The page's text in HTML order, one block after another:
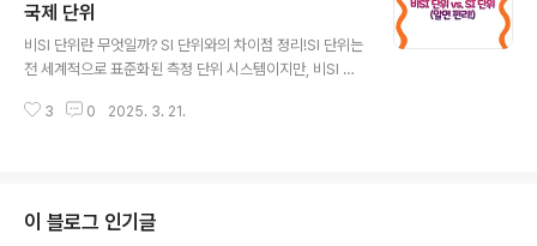
형에 동일한 효과를 보이는 것은 아닙니다.경미한 변비: 변
이 딱딱해서 나오기 힘들 때는 마그밀이 효과적일 수 있습
니다.장운동 저하형 변비: 장이 원활하게 움직이지 않아서
생기는 변비는 마그밀 단독으로 해결하기 어렵습니다.수분
부족형 변비: 몸에 수분이 부족하면 마그밀 효과가 약해질
국제 단위
비SI 단위란 무엇일까? SI 단위와의 차이점 정리!SI 단위는
전 세계적으로 표준화된 측정 단위 시스템이지만, 비SI 단
니다. 예를 들면, 미국에서 사용하는 파운드(lb), 인치(in),
SI 단위, 무엇이 다를까?📌 SI 단위란?SI(International
System of Units, 국제단위계)는 전 세계적으로 통용되
3 0 2025. 3. 21.
이 블로그 인기글